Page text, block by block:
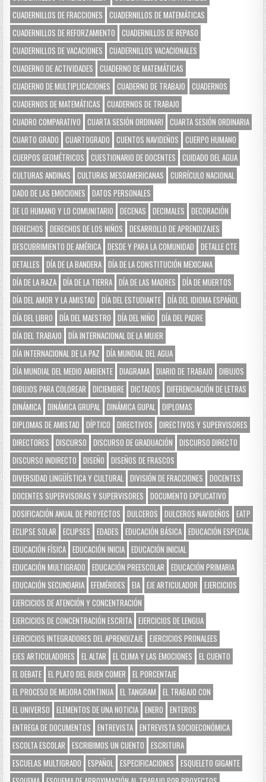
CUADERNILLOS DE FRACCIONES
CUADERNILLOS DE MATEMÁTICAS
CUADERNILLOS DE REFORZAMIENTO
CUADERNILLOS DE REPASO
CUADERNILLOS DE VACACIONES
CUADERNILLOS VACACIONALES
CUADERNO DE ACTIVIDADES
CUADERNO DE MATEMÁTICAS
CUADERNO DE MULTIPLICACIONES
CUADERNO DE TRABAJO
CUADERNOS
CUADERNOS DE MATEMÁTICAS
CUADERNOS DE TRABAJO
CUADRO COMPARATIVO
CUARTA SESIÓN ORDINARI
CUARTA SESIÓN ORDINARIA
CUARTO GRADO
CUARTOGRADO CUENTOS NAVIDEÑOS
CUERPO HUMANO
CUERPOS GEOMÉTRICOS
CUESTIONARIO DE DOCENTES
CUIDADO DEL AGUA
CULTURAS ANDINAS
CULTURAS MESOAMERICANAS
CURRÍCULO NACIONAL
DADO DE LAS EMOCIONES
DATOS PERSONALES
DE LO HUMANO Y LO COMUNITARIO
DECENAS DECIMALES
DECORACIÓN
DERECHOS
DERECHOS DE LOS NIÑOS
DESARROLLO DE APRENDIZAJES
DESCUBRIMIENTO DE AMÉRICA DESDE Y PARA LA COMUNIDAD
DETALLE CTE
DETALLES
DÍA DE LA BANDERA DÍA DE LA CONSTITUCIÓN MEXICANA
DÍA DE LA RAZA DÍA DE LA TIERRA DÍA DE LAS MADRES
DÍA DE MUERTOS
DÍA DEL AMOR Y LA AMISTAD
DÍA DEL ESTUDIANTE DÍA DEL IDIOMA ESPAÑOL
DÍA DEL LIBRO
DÍA DEL MAESTRO DÍA DEL NIÑO
DÍA DEL PADRE
DÍA DEL TRABAJO
DÍA INTERNACIONAL DE LA MUJER
DÍA INTERNACIONAL DE LA PAZ
DÍA MUNDIAL DEL AGUA
DÍA MUNDIAL DEL MEDIO AMBIENTE DIAGRAMA DIARIO DE TRABAJO
DIBUJOS
DIBUJOS PARA COLOREAR
DICIEMBRE DICTADOS
DIFERENCIACIÓN DE LETRAS
DINÁMICA DINÁMICA GRUPAL DINÁMICA GUPAL DIPLOMAS
DIPLOMAS DE AMISTAD
DÍPTICO DIRECTIVOS
DIRECTIVOS Y SUPERVISORES
DIRECTORES
DISCURSO DISCURSO DE GRADUACIÓN
DISCURSO DIRECTO
DISCURSO INDIRECTO
DISEÑO
DISEÑOS DE FRASCOS
DIVERSIDAD LINGÜÍSTICA Y CULTURAL DIVISIÓN DE FRACCIONES
DOCENTES
DOCENTES SUPERVISORAS Y SUPERVISORES
DOCUMENTO EXPLICATIVO
DOSIFICACIÓN ANUAL DE PROYECTOS
DULCEROS DULCEROS NAVIDEÑOS
EATP
ECLIPSE SOLAR
ECLIPSES EDADES EDUCACIÓN BÁSICA EDUCACIÓN ESPECIAL
EDUCACIÓN FÍSICA EDUCACIÓN INICIA EDUCACIÓN INICIAL
EDUCACIÓN MULTIGRADO
EDUCACIÓN PREESCOLAR
EDUCACIÓN PRIMARIA
EDUCACIÓN SECUNDARIA EFEMÉRIDES EIA EJE ARTICULADOR
EJERCICIOS
EJERCICIOS DE ATENCIÓN Y CONCENTRACIÓN
EJERCICIOS DE CONCENTRACIÓN ESCRITA EJERCICIOS DE LENGUA
EJERCICIOS INTEGRADORES DEL APRENDIZAJE EJERCICIOS PRONALEES
EJES ARTICULADORES
EL ALTAR EL CLIMA Y LAS EMOCIONES
EL CUENTO
EL DEBATE EL PLATO DEL BUEN COMER
EL PORCENTAJE
EL PROCESO DE MEJORA CONTINUA EL TANGRAM
EL TRABAJO CON
EL UNIVERSO
ELEMENTOS DE UNA NOTICIA ENERO
ENTEROS
ENTREGA DE DOCUMENTOS
ENTREVISTA ENTREVISTA SOCIOECONÓMICA
ESCOLTA ESCOLAR
ESCRIBIMOS UN CUENTO
ESCRITURA
ESCUELAS MULTIGRADO
ESPAÑOL ESPECIFICACIONES
ESQUELETO GIGANTE